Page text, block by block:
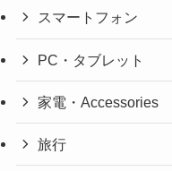
スマートフォン
PC・タブレット
家電・Accessories
旅行